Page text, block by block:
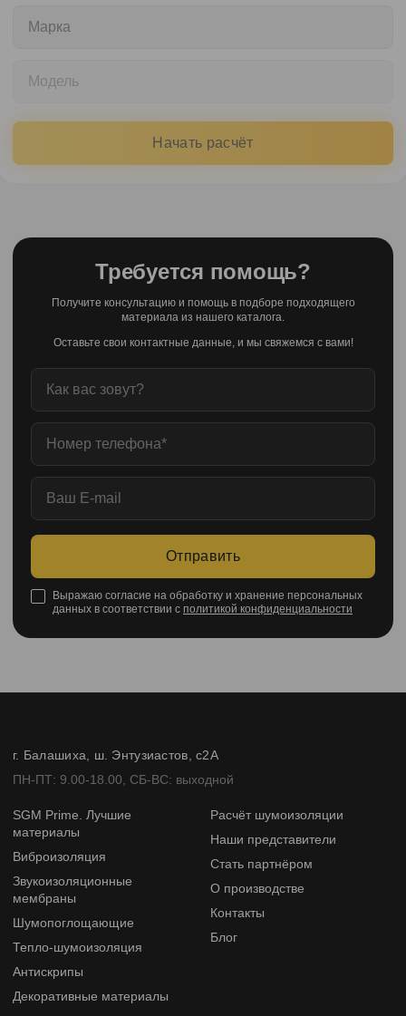
Марка
Модель
Начать расчёт
Требуется помощь?
Получите консультацию и помощь в подборе подходящего
материала из нашего каталога.
Оставьте свои контактные данные, и мы свяжемся с вами!
Отправить
Выражаю согласие на обработку и хранение персональных
данных в соответствии с политикой конфиденциальности
г. Балашиха, ш. Энтузиастов, с2А
ПН-ПТ: 9.00-18.00, СБ-ВС: выходной
SGM Prime. Лучшие
материалы
Виброизоляция
Звукоизоляционные
мембраны
Шумопоглощающие
Тепло-шумоизоляция
Антискрипы
Декоративные материалы
Расчёт шумоизоляции
Наши представители
Стать партнёром
О производстве
Контакты
Блог